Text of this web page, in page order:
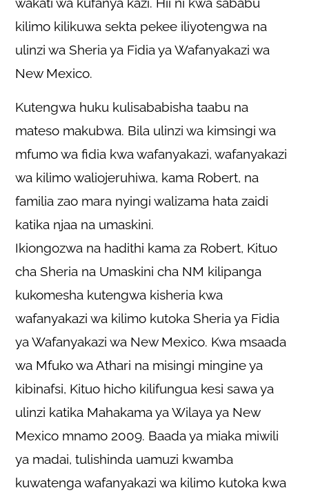
kilimo kilikuwa sekta pekee iliyotengwa na
ulinzi wa Sheria ya Fidia ya Wafanyakazi wa
New Mexico.
Kutengwa huku kulisababisha taabu na
mateso makubwa. Bila ulinzi wa kimsingi wa
mfumo wa fidia kwa wafanyakazi, wafanyakazi
wa kilimo waliojeruhiwa, kama Robert, na
familia zao mara nyingi walizama hata zaidi
katika njaa na umaskini.
Ikiongozwa na hadithi kama za Robert, Kituo
cha Sheria na Umaskini cha NM kilipanga
kukomesha kutengwa kisheria kwa
wafanyakazi wa kilimo kutoka Sheria ya Fidia
ya Wafanyakazi wa New Mexico. Kwa msaada
wa Mfuko wa Athari na misingi mingine ya
kibinafsi, Kituo hicho kilifungua kesi sawa ya
ulinzi katika Mahakama ya Wilaya ya New
Mexico mnamo 2009. Baada ya miaka miwili
ya madai, tulishinda uamuzi kwamba
kuwatenga wafanyakazi wa kilimo kutoka kwa